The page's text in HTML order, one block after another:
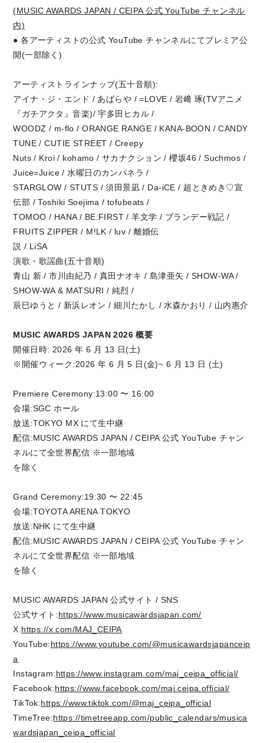
(MUSIC AWARDS JAPAN / CEIPA 公式 YouTube チャンネル
内)
● 各アーティストの公式 YouTube チャンネルにてプレミア公
開(一部除く)
アーティストラインナップ(五十音順):
アイナ・ジ・エンド / あばらや / =LOVE / 岩﨑 琢(TVアニメ
『ガチアクタ』音楽)/ 宇多田ヒカル /
WOODZ / m-flo / ORANGE RANGE / KANA-BOON / CANDY
TUNE / CUTIE STREET / Creepy
Nuts / Kroi / kohamo / サカナクション / 櫻坂46 / Suchmos /
Juice=Juice / 水曜日のカンパネラ /
STARGLOW / STUTS / 須田景凪 / Da-iCE / 超ときめき♡宣
伝部 / Toshiki Soejima / tofubeats /
TOMOO / HANA / BE:FIRST / 羊文学 / ブランデー戦記 /
FRUITS ZIPPER / M!LK / luv / 離婚伝
説 / LiSA
演歌・歌謡曲(五十音順)
青山 新 / 市川由紀乃 / 真田ナオキ / 島津亜矢 / SHOW-WA /
SHOW-WA & MATSURI / 純烈 /
辰巳ゆうと / 新浜レオン / 細川たかし / 水森かおり / 山内惠介
MUSIC AWARDS JAPAN 2026 概要
開催日時: 2026 年 6 月 13 日(土)
※開催ウィーク:2026 年 6 月 5 日(金)~ 6 月 13 日 (土)
Premiere Ceremony:13:00 〜 16:00
会場:SGC ホール
放送:TOKYO MX にて生中継
配信:MUSIC AWARDS JAPAN / CEIPA 公式 YouTube チャン
ネルにて全世界配信 ※一部地域
を除く
Grand Ceremony:19:30 〜 22:45
会場:TOYOTA ARENA TOKYO
放送:NHK にて生中継
配信:MUSIC AWARDS JAPAN / CEIPA 公式 YouTube チャン
ネルにて全世界配信 ※一部地域
を除く
MUSIC AWARDS JAPAN 公式サイト / SNS
公式サイト:https://www.musicawardsjapan.com/
X:https://x.com/MAJ_CEIPA
YouTube:https://www.youtube.com/@musicawardsjapanceip
a
Instagram:https://www.instagram.com/maj_ceipa_official/
Facebook:https://www.facebook.com/maj.ceipa.official/
TikTok:https://www.tiktok.com/@maj_ceipa_official
TimeTree:https://timetreeapp.com/public_calendars/musica
wardsjapan_ceipa_official